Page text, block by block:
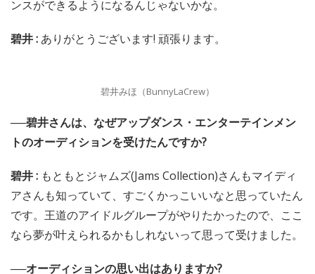
碧井 :バニクルがはじめてです。
──バニクルさんは月平均２０本ぐらいライヴやられてい
碧井 :そうですね。でも、毎回毎回楽しんでやれていま
す。
是枝 : マイディア(MyDearDarlin’)もライブを重ねるうち
に、パフォーマンス力が上がっていってる感じがあるんで
すよ。そのうちに、バニクルもどんどんすごいパフォーマ
ンスができるようになるんじゃないかな。
碧井 : ありがとうございます! 頑張ります。